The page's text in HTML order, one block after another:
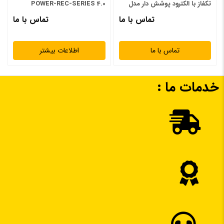
مصارف خانگی و برج سازی و جوشکاری اسکلت فلزی
صنایع فلزی، نفت، گاز، پتروشیمی، کشتی سازی، خودرو سازی،
سازه، سیمان، فولاد و …
و شرایط محیطی نامناسب
استفاده از تکنولوژی اینورتر و المان قدرت IGBT
مصرف برق بسیار پایین
نام*
ایمیل*
تکفاز با الکترود پوشش دار مدل
تماس با ما
تماس با ما
POWER-REC-SERIES 4.0
تماس با ما
اطلاعات بیشتر
خدمات ما :